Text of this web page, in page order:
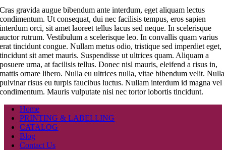
Cras gravida augue bibendum ante interdum, eget aliquam lectus
condimentum. Ut consequat, dui nec facilisis tempus, eros sapien
interdum orci, sit amet laoreet tellus lacus sed neque. In scelerisque
auctor rutrum. Vestibulum a scelerisque leo. In convallis quam varius
erat tincidunt congue. Nullam metus odio, tristique sed imperdiet eget,
tincidunt sit amet mauris. Suspendisse ut ultrices quam. Aliquam a
posuere urna, at facilisis tellus. Donec nisl mauris, eleifend a risus in,
mattis ornare libero. Nulla eu ultrices nulla, vitae bibendum velit. Nulla
pulvinar risus eu turpis faucibus luctus. Nullam interdum id magna vel
condimentum. Mauris vulputate nisi nec tortor lobortis tincidunt.
Home
PRINTING & LABELLING
CATALOG
Blog
Contact Us